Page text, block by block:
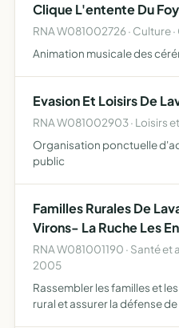
Clique L'entente Du
RNA W081002726 · Culture
Animation musicale des
Evasion Et Loisirs De
RNA W081002903 · Loisirs
Organisation ponctuelle
public
Familles Rurales De
Virons- La Ruche Les
RNA W081001190 · Santé
2005
Rassembler les familles et
rural et assurer la défense